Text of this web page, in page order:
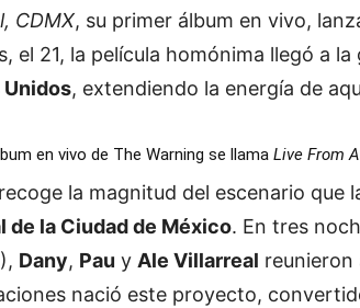
CDMX, su primer álbum en vivo,
el 21, la película homónima llegó a
Unidos, extendiendo la energía de
en vivo de The Warning se llama Live From
la magnitud del escenario que
de la Ciudad de México. En tres
Dany, Pau y Ale Villarreal reunieron
nació este proyecto,